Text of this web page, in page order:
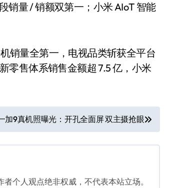
销量 / 销额双第一；小米 AIoT 智能
销量全第一，电视品类斩获全平台
零售体系销售金额超 7.5 亿，小米
加9真机照曝光：开孔全面屏 双主摄抢眼
个人观点绝非权威，不代表本站立场。